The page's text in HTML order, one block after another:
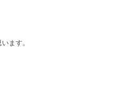
ます。